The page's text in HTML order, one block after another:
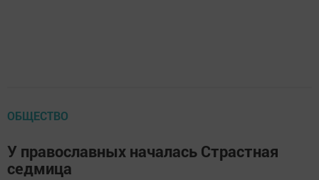
ОБЩЕСТВО
У православных началась Страстная
седмица